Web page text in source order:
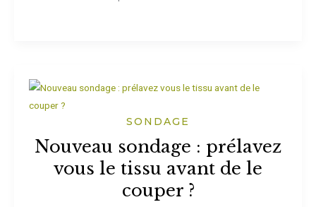
SONDAGE
Nouveau sondage : prélavez
vous le tissu avant de le
couper ?